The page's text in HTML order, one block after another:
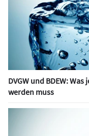
DVGW und BDEW:
werden muss